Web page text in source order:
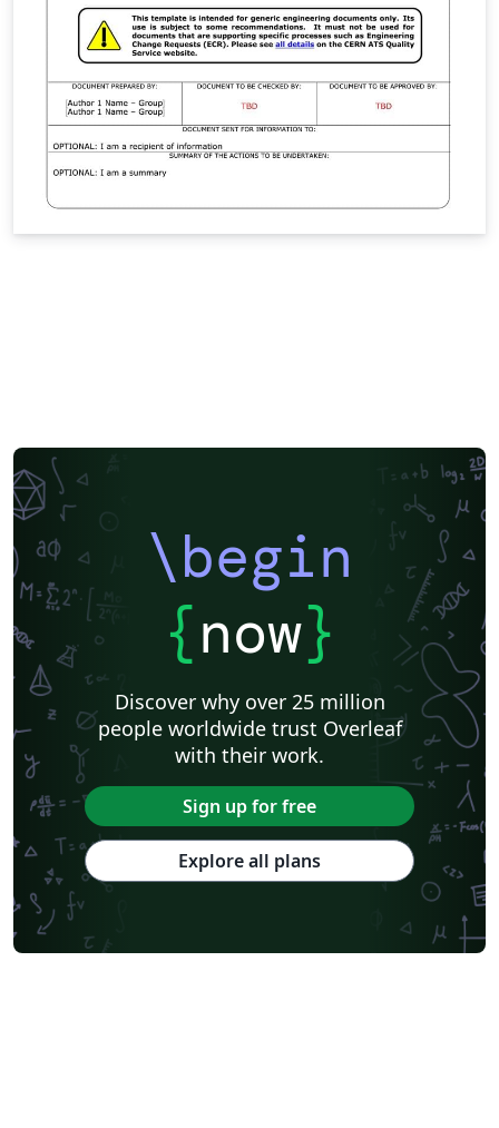
\begin
{now}
Discover why over 25 million
people worldwide trust Overleaf
with their work.
Sign up for free
Explore all plans